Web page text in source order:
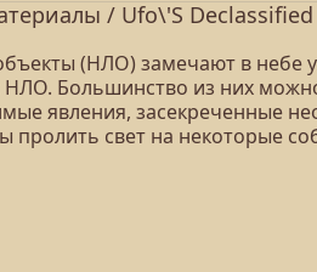
/ Ufo\'S Declassified
(НЛО) замечают в небе
НЛО. Большинство из них
явления, засекреченные
свет на некоторые